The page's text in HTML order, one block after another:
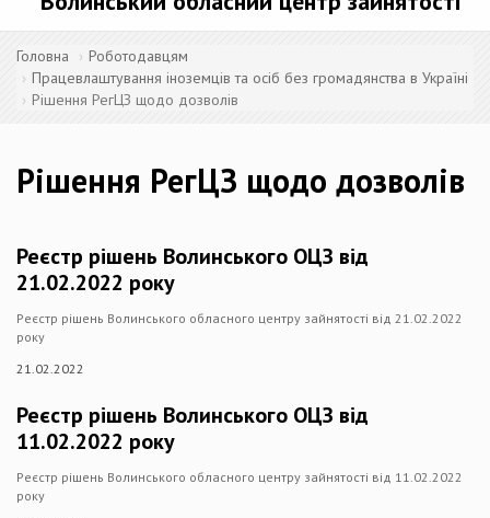
Головна
Роботодавцям
Працевлаштування іноземців та осіб без громадянства в Україні
Рішення РегЦЗ щодо дозволів
Рішення РегЦЗ щодо дозволів
Реєстр рішень Волинського ОЦЗ від
21.02.2022 року
Реєстр рішень Волинського обласного центру зайнятості від 21.02.2022
року
21.02.2022
Реєстр рішень Волинського ОЦЗ від
11.02.2022 року
Реєстр рішень Волинського обласного центру зайнятості від 11.02.2022
року